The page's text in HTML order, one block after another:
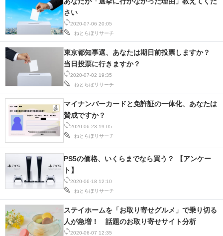
2020-07-06 20:05
ねとらぼリサーチ
さい
2020-07-02 19:35
ねとらぼリサーチ
東京都知事選、あなたは期日前投票しますか？
当日投票に行きますか？
2020-06-23 19:05
ねとらぼリサーチ
マイナンバーカードと免許証の一体化、あなたは
賛成ですか？
2020-06-18 12:10
ねとらぼリサーチ
PS5の価格、いくらまでなら買う？ 【アンケー
ト】
2020-06-07 12:35
ステイホームを「お取り寄せグルメ」で乗り切る
人が急増！ 話題のお取り寄せサイト分析